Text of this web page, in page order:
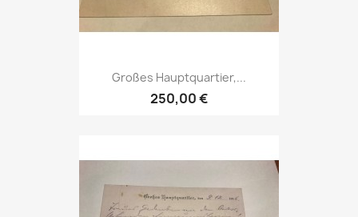
Großes Hauptquartier,...
250,00 €